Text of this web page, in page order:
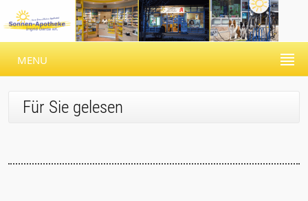
MENU
Für Sie gelesen